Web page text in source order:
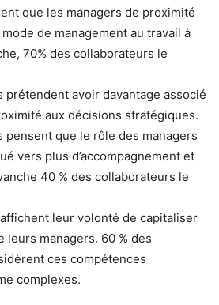
que les managers de proximité
de management au travail à
70% des collaborateurs le
prétendent avoir davantage associé
aux décisions stratégiques.
pensent que le rôle des managers
vers plus d’accompagnement et
40 % des collaborateurs le
leur volonté de capitaliser
leurs managers. 60 % des
ces compétences
complexes.